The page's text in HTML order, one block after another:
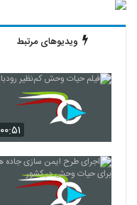
ویدیوهای مرتبط
۰۰:۵۱